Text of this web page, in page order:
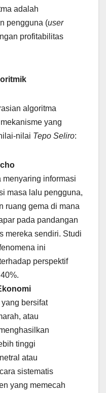
adalah
pengguna (user
profitabilitas
algoritma
yang
nilai Tepo Seliro:
menyaring informasi
masa lalu pengguna,
ruang gema di mana
pada pandangan
mereka sendiri. Studi
ini
perspektif
yang bersifat
atau
tinggi
atau
sistematis
yang memecah